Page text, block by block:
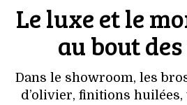
Le luxe et le
au bout
Dans le showroom, les
d’olivier, finitions